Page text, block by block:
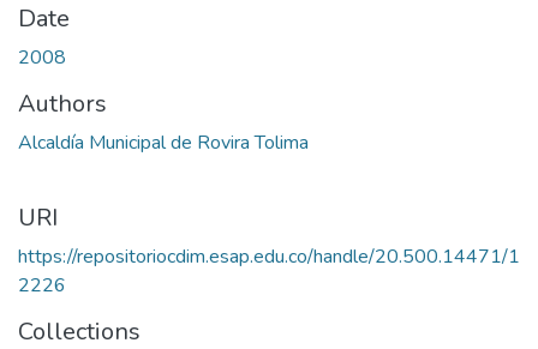
Date
2008
Authors
Alcaldía Municipal de Rovira Tolima
URI
https://repositoriocdim.esap.edu.co/handle/20.500.14471/1
2226
Collections